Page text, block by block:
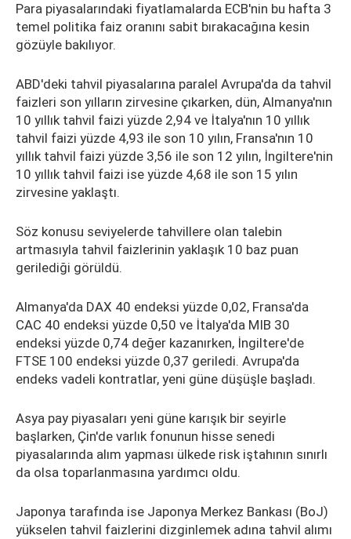
Para piyasalarındaki fiyatlamalarda ECB'nin bu hafta 3
temel politika faiz oranını sabit bırakacağına kesin
gözüyle bakılıyor.
ABD'deki tahvil piyasalarına paralel Avrupa'da da tahvil
faizleri son yılların zirvesine çıkarken, dün, Almanya'nın
10 yıllık tahvil faizi yüzde 2,94 ve İtalya'nın 10 yıllık
tahvil faizi yüzde 4,93 ile son 10 yılın, Fransa'nın 10
yıllık tahvil faizi yüzde 3,56 ile son 12 yılın, İngiltere'nin
10 yıllık tahvil faizi ise yüzde 4,68 ile son 15 yılın
zirvesine yaklaştı.
Söz konusu seviyelerde tahvillere olan talebin
artmasıyla tahvil faizlerinin yaklaşık 10 baz puan
gerilediği görüldü.
Almanya'da DAX 40 endeksi yüzde 0,02, Fransa'da
CAC 40 endeksi yüzde 0,50 ve İtalya'da MIB 30
endeksi yüzde 0,74 değer kazanırken, İngiltere'de
FTSE 100 endeksi yüzde 0,37 geriledi. Avrupa'da
endeks vadeli kontratlar, yeni güne düşüşle başladı.
Asya pay piyasaları yeni güne karışık bir seyirle
başlarken, Çin'de varlık fonunun hisse senedi
piyasalarında alım yapması ülkede risk iştahının sınırlı
da olsa toparlanmasına yardımcı oldu.
Japonya tarafında ise Japonya Merkez Bankası (BoJ)
yükselen tahvil faizlerini dizginlemek adına tahvil alımı